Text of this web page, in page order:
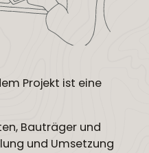
Projekt ist eine
Bauträger und
und Umsetzung